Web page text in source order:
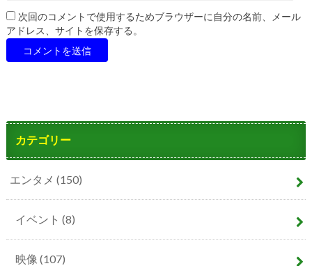
次回のコメントで使用するためブラウザーに自分の名前、メール
アドレス、サイトを保存する。
カテゴリー
エンタメ (150)
イベント (8)
映像 (107)